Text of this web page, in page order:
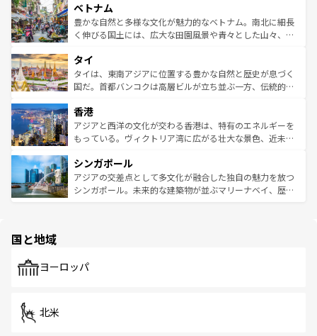
参照してほしい。
容にもいいと評判のスイーツなど、バラエティ豊かな料理
が味わえる。 なお、新着の台湾情報は コンテンツ一覧を参
照してほしい。
き、地方に足を延ばせば四季折々の自然美を楽しむことが
できる。そして、キムチや焼肉、絶品のストリートフード
まで、さまざまな韓国料理が待っている。夜には、韓国な
リティに包まれながら、韓国の多彩な魅力を心ゆくまで味
わってみてほしい。 なお、新着の韓国情報はコンテンツ一
覧を参照してほしい。
ベトナム
豊かな自然と多様な文化が魅力的なベトナム。南北に細長
く伸びる国土には、広大な田園風景や青々とした山々、世
急速な発展と共に伝統が息づく。ハノイの古い町並みやホ
ーチミン市のフランス統治時代の建物も、独特の雰囲気を
醸し出している。また、バラエティの豊かさとおいしさで
とつ。フォーやバインミー、ベトナムコーヒーなどは、ぜ
ひ現地で味わいたい。どの地域を訪れてもあたたかい人々
が旅行者を迎えてくれるので、きっと忘れられない旅にな
参照してほしい。
タイ
タイは、東南アジアに位置する豊かな自然と歴史が息づく
国だ。首都バンコクは高層ビルが立ち並ぶ一方、伝統的な
の活気が交差している。北部ではチェンマイなどの山岳地
帯で自然と触れ合い、南部ではプーケットやクラビの美し
いビーチでリゾート気分を楽しむことができる。タイ料理
激する。気候は一年中温暖で、どの季節にも異なる楽しみ
が待っている。親しみやすいタイの人々、仏教を中心とし
た文化、そして多様な観光資源が、訪れる旅人を魅了し続
香港
アジアと西洋の文化が交わる香港は、特有のエネルギーを
もっている。ヴィクトリア湾に広がる壮大な景色、近未来
み、どこを訪れても感動するはず。観光スポットが密集し
ており、効率よく見どころを回れるのも魅力。息をのむよ
うな絶景から文化的な体験まで、香港を存分に楽しみ尽く
シンガポール
アジアの交差点として多文化が融合した独自の魅力を放つ
シンガポール。未来的な建築物が並ぶマリーナベイ、歴史
で、ホーカーズは地元の風情を楽しめる外せないスポット
国と地域
ヨーロッパ
北米